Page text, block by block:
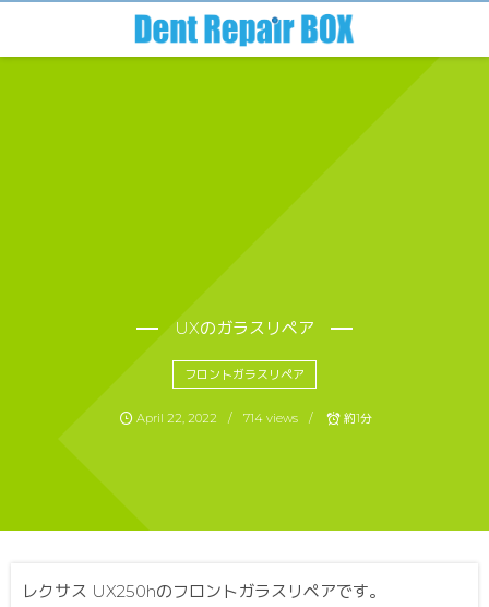
UXのガラスリペア
フロントガラスリペア
April 22, 2022 714 views 約1分
レクサス UX250hのフロントガラスリペアです。